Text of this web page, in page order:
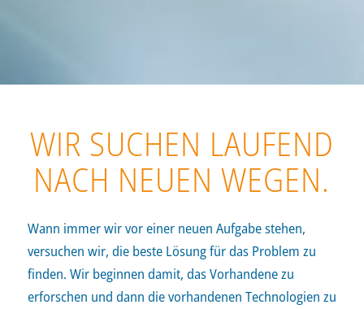
WIR SUCHEN LAUFEND
NACH NEUEN WEGEN.
Wann immer wir vor einer neuen Aufgabe stehen,
versuchen wir, die beste Lösung für das Problem zu
finden. Wir beginnen damit, das Vorhandene zu
erforschen und dann die vorhandenen Technologien zu